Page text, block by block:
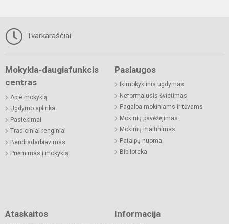
Tvarkaraščiai
Mokykla-daugiafunkcis
centras
Apie mokyklą
Ugdymo aplinka
Pasiekimai
Tradiciniai renginiai
Bendradarbiavimas
Priėmimas į mokyklą
Paslaugos
Ikimokyklinis ugdymas
Neformalusis švietimas
Pagalba mokiniams ir tėvams
Mokinių pavėžėjimas
Mokinių maitinimas
Patalpų nuoma
Biblioteka
Ataskaitos Informacija